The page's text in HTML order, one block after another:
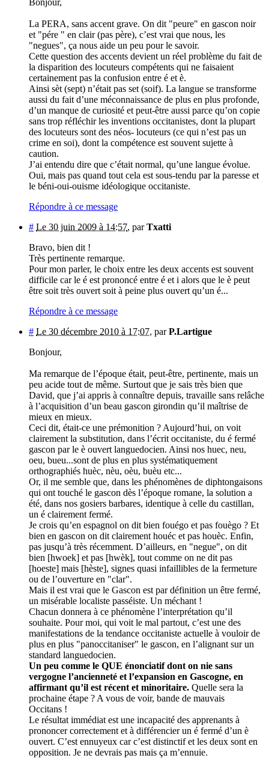
La PERA, sans accent grave. On dit "peure" en gascon noir
et "pére " en clair (pas père), c’est vrai que nous, les
"negues", ça nous aide un peu pour le savoir.
Cette question des accents devient un réel problème du fait de
la disparition des locuteurs compétents qui ne faisaient
certainement pas la confusion entre é et è.
Ainsi sèt (sept) n’était pas set (soif). La langue se transforme
aussi du fait d’une méconnaissance de plus en plus profonde,
d’un manque de curiosité et peut-être aussi parce qu’on copie
sans trop réfléchir les inventions occitanistes, dont la plupart
des locuteurs sont des néos- locuteurs (ce qui n’est pas un
crime en soi), dont la compétence est souvent sujette à
caution.
J’ai entendu dire que c’était normal, qu’une langue évolue.
Oui, mais pas quand tout cela est sous-tendu par la paresse et
le béni-oui-ouisme idéologique occitaniste.
Répondre à ce message
# Le 30 juin 2009 à 14:57, parTxatti
Bravo, bien dit !
Très pertinente remarque.
Pour mon parler, le choix entre les deux accents est souvent
difficile car le é est prononcé entre é et i alors que le è peut
être soit très ouvert soit à peine plus ouvert qu’un é...
Répondre à ce message
# Le 30 décembre 2010 à 17:07, parP.Lartigue
Bonjour,
Ma remarque de l’époque était, peut-être, pertinente, mais un
peu acide tout de même. Surtout que je sais très bien que
David, que j’ai appris à connaître depuis, travaille sans relâche
à l’acquisition d’un beau gascon girondin qu’il maîtrise de
mieux en mieux.
Ceci dit, était-ce une prémonition ? Aujourd’hui, on voit
clairement la substitution, dans l’écrit occitaniste, du é fermé
gascon par le è ouvert languedocien. Ainsi nos huec, neu,
oeu, bueu...sont de plus en plus systématiquement
orthographiés huèc, nèu, oèu, buèu etc...
Or, il me semble que, dans les phénomènes de diphtongaisons
qui ont touché le gascon dès l’époque romane, la solution a
été, dans nos gosiers barbares, identique à celle du castillan,
un é clairement fermé.
Je crois qu’en espagnol on dit bien fouégo et pas fouègo ? Et
bien en gascon on dit clairement houéc et pas houèc. Enfin,
pas jusqu’à très récemment. D’ailleurs, en "negue", on dit
bien [hwoek] et pas [hwèk], tout comme on ne dit pas
[hoeste] mais [hèste], signes quasi infaillibles de la fermeture
ou de l’ouverture en "clar".
Mais il est vrai que le Gascon est par définition un être fermé,
un misérable localiste passéiste. Un méchant !
Chacun donnera à ce phénomène l’interprétation qu’il
souhaite. Pour moi, qui voit le mal partout, c’est une des
manifestations de la tendance occitaniste actuelle à vouloir de
plus en plus "panoccitaniser" le gascon, en l’alignant sur un
standard languedocien.
Un peu comme le QUE énonciatif dont on nie sans
vergogne l’ancienneté et l’expansion en Gascogne, en
affirmant qu’il est récent et minoritaire. Quelle sera la
prochaine étape ? A vous de voir, bande de mauvais
Occitans !
Le résultat immédiat est une incapacité des apprenants à
prononcer correctement et à différencier un é fermé d’un è
ouvert. C’est ennuyeux car c’est distinctif et les deux sont en
opposition. Je ne devrais pas mais ça m’ennuie.